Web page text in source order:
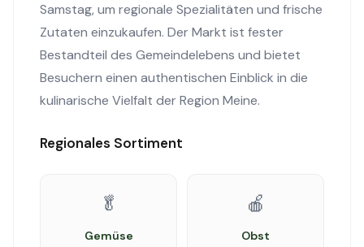
Samstag, um regionale Spezialitäten und frische
Zutaten einzukaufen. Der Markt ist fester
Bestandteil des Gemeindelebens und bietet
Besuchern einen authentischen Einblick in die
kulinarische Vielfalt der Region Meine.
Regionales Sortiment
🥬
Gemüse
🍎
Obst